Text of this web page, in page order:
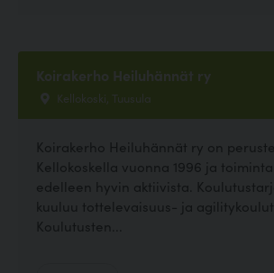
Koirakerho Heiluhännät ry
Kellokoski, Tuusula
Koirakerho Heiluhännät ry on
Kellokoskella vuonna 1996 ja
edelleen hyvin aktiivista.
kuuluu tottelevaisuus- ja
Koulutusten...